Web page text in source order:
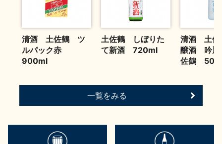
清酒 土佐鶴 ツ
ルパック赤
900ml
土佐鶴 しぼりた
て新酒 720ml
清酒 土
醸酒 吟麗
佐鶴
一覧をみる